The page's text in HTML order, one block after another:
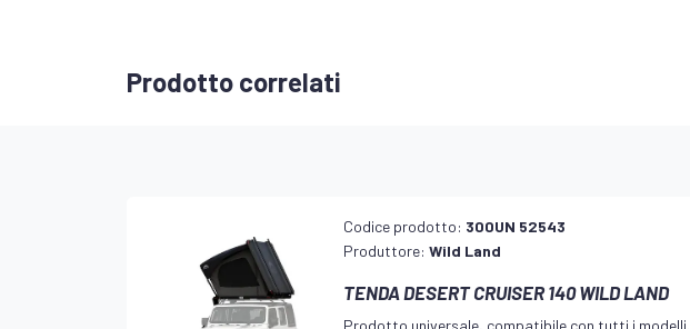
Prodotto correlati
Codice prodotto: 300UN 52543
Produttore:Wild Land
TENDA DESERT CRUISER 140 WILD LAND